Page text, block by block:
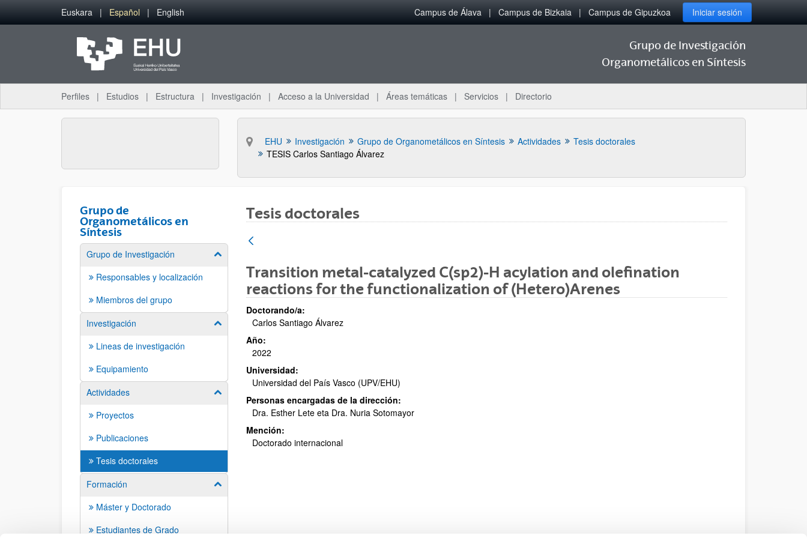
Saltar al contenido principal
Euskara Español English Campus de Álava Campus de Bizkaia Campus de Gipuzkoa Iniciar sesión
Grupo de Investigación
Organometálicos en Síntesis
Perfiles Estudios Estructura Investigación Acceso a la Universidad Áreas temáticas Servicios Directorio
EHU Investigación Grupo de Organometálicos en Síntesis Actividades
Tesis doctorales
TESIS Carlos Santiago Álvarez
Grupo de
Organometálicos en
Síntesis
Grupo de Investigación Mostrar/ocultar subpáginas
Responsables y localización
Miembros del grupo
Investigación
Mostrar/ocultar subpáginas
Lineas de investigación
Equipamiento
Actividades
Mostrar/ocultar subpáginas
Proyectos
Publicaciones
Tesis doctorales
Formación
Mostrar/ocultar subpáginas
Máster y Doctorado
Estudiantes de Grado
Tesis doctorales
Transition metal-catalyzed C(sp2)-H acylation and olefination
reactions for the functionalization of (Hetero)Arenes
Doctorando/a:
Carlos Santiago Álvarez
Año:
2022
Universidad:
Universidad del País Vasco (UPV/EHU)
Personas encargadas de la dirección:
Dra. Esther Lete eta Dra. Nuria Sotomayor
Mención:
Doctorado internacional